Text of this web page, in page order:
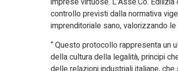
controllo previsti dalla normativa
imprenditoriale sano, valorizzando
“ Questo protocollo rappresenta un
della cultura della legalità, principi